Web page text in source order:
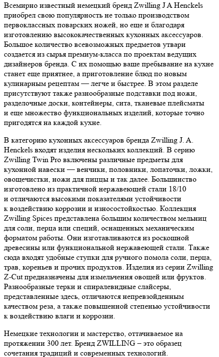
Всемирно известный немецкий бренд Zwilling J A Henckels
приобрел свою популярность не только производством
первоклассных поварских ножей, но еще и благодаря
изготовлению высококачественных кухонных аксессуаров.
Большое количество всевозможных предметов утвари
создается из сырья премиум-класса по проектам ведущих
дизайнеров бренда. С их помощью ваше пребывание на кухне
станет еще приятнее, а приготовление блюд по новым
кулинарным рецептам — легче и быстрее. В этом разделе
присутствуют также разнообразные подставки под ножи,
разделочные доски, контейнеры, сита, тканевые плейсматы
и еще множество функциональных изделий, которые точно
пригодятся на каждой кухне.
В категорию кухонных аксессуаров бренда Zwilling J. A.
Henckels входят изделия нескольких коллекций. В серию
Zwilling Twin Pro включены различные предметы для
кухонной навески — венчики, половники, лопаточки, ложки,
овощечистки, ножи для пиццы и так далее. Большинство
изготовлено из практичной нержавеющей стали 18/10
и отличаются высокими показателями устойчивости
к воздействию коррозии и износостойкостью. Коллекция
Zwilling Spices представлена большим количеством мельниц
для соли, перца или специй, оснащенных механическим
форматом работы. Они изготавливаются из роскошной
древесины или функциональной нержавеющей стали. Также
сюда входят удобные ступки для ручного помола соли, перца,
трав, кореньев и прочих продуктов. Изделия из серии Zwilling
Z-Cut предназначены для измельчения овощей или фруктов.
Разнообразные терки и спиралевидные слайсеры,
представленные здесь, отличаются непревзойденным
качеством реза, а также повышенной степенью устойчивости
к воздействию влаги и коррозии.
Немецкие технологии и мастерство, оттачиваемое на
протяжении 300 лет. Бренд ZWILLING – это образец
сочетания традиций и современных технологий.